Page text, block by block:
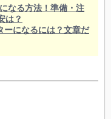
なる方法！準備・注
は？
ーになるには？文章だ